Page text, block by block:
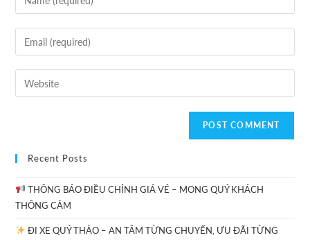
Recent Posts
THÔNG BÁO ĐIỀU CHỈNH GIÁ VÉ – MONG QUÝ KHÁCH
THÔNG CẢM
ĐI XE QUÝ THẢO – AN TÂM TỪNG CHUYẾN, ƯU ĐÃI TỪNG